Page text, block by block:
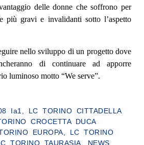
delle donne che soffrono per
più gravi e invalidanti sotto l’aspetto
nello sviluppo di un progetto dove
di continuare ad apporre
luminoso motto “We serve”.
Ia1
LC TORINO CITTADELLA
CROCETTA DUCA
EUROPA
LC TORINO
TORINO TAURASIA NEWS